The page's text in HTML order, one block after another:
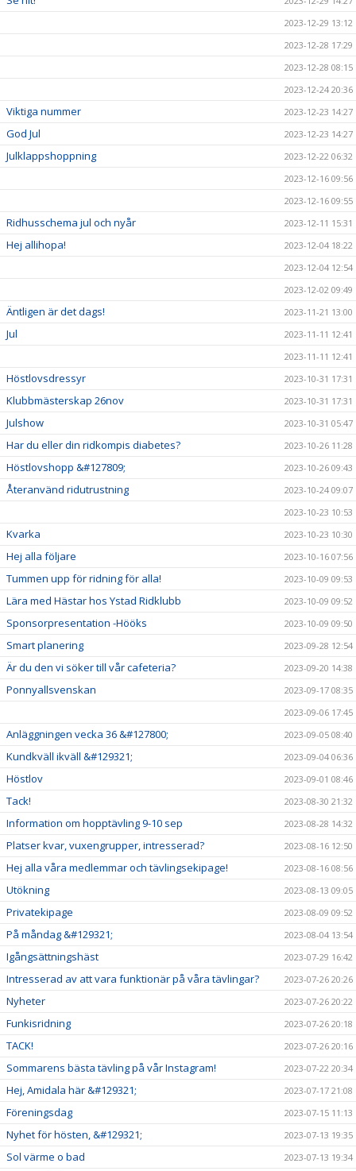
2023-12-29 13:12
2023-12-28 17:29
2023-12-28 08:15
2023-12-24 20:36
Viktiga nummer 2023-12-23 14:27
God Jul 2023-12-23 14:27
Julklappshoppning
2023-12-22 06:32
2023-12-16 09:56
2023-12-16 09:55
Ridhusschema jul och nyår 2023-12-11 15:31
Hej allihopa!
2023-12-04 18:22
2023-12-04 12:54
2023-12-02 09:49
Äntligen är det dags! 2023-11-21 13:00
Jul
2023-11-11 12:41
2023-11-11 12:41
Höstlovsdressyr 2023-10-31 17:31
Klubbmästerskap 26nov 2023-10-31 17:31
Julshow 2023-10-31 05:47
Har du eller din ridkompis diabetes? 2023-10-26 11:28
Höstlovshopp &#127809; 2023-10-26 09:43
Återanvänd ridutrustning
2023-10-24 09:07
2023-10-23 10:53
Kvarka 2023-10-23 10:30
Hej alla följare 2023-10-16 07:56
Tummen upp för ridning för alla! 2023-10-09 09:53
Lära med Hästar hos Ystad Ridklubb 2023-10-09 09:52
Sponsorpresentation -Hööks 2023-10-09 09:50
Smart planering 2023-09-28 12:54
Är du den vi söker till vår cafeteria? 2023-09-20 14:38
Ponnyallsvenskan
2023-09-17 08:35
2023-09-06 17:45
Anläggningen vecka 36 &#127800; 2023-09-05 08:40
Kundkväll ikväll &#129321; 2023-09-04 06:36
Höstlov 2023-09-01 08:46
Tack! 2023-08-30 21:32
Information om hopptävling 9-10 sep 2023-08-28 14:32
Platser kvar, vuxengrupper, intresserad? 2023-08-16 12:50
Hej alla våra medlemmar och tävlingsekipage! 2023-08-16 08:56
Utökning 2023-08-13 09:05
Privatekipage 2023-08-09 09:52
På måndag &#129321; 2023-08-04 13:54
Igångsättningshäst 2023-07-29 16:42
Intresserad av att vara funktionär på våra tävlingar? 2023-07-26 20:26
Nyheter 2023-07-26 20:22
Funkisridning 2023-07-26 20:18
TACK! 2023-07-26 20:16
Sommarens bästa tävling på vår Instagram! 2023-07-22 20:34
Hej, Amidala här &#129321; 2023-07-17 21:08
Föreningsdag 2023-07-15 11:13
Nyhet för hösten, &#129321; 2023-07-13 19:35
Sol värme o bad 2023-07-13 19:34